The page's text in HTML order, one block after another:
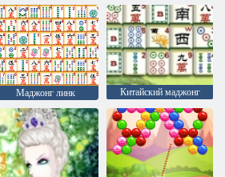
Маджонг линк Китайский маджонг